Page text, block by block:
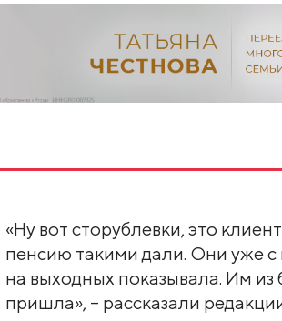
«Ну вот сторублевки, это
пенсию такими дали. Они уже
на выходных показывала. Им из
пришла», – рассказали